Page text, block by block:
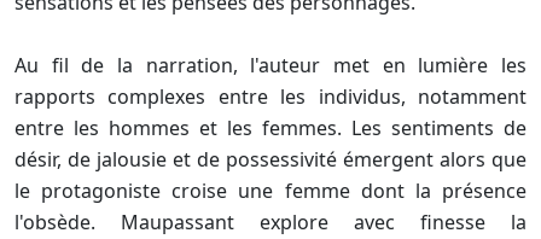
Au fil de la narration, l'auteur met en lumière les
rapports complexes entre les individus, notamment
entre les hommes et les femmes. Les sentiments de
désir, de jalousie et de possessivité émergent alors que
le protagoniste croise une femme dont la présence
l'obsède. Maupassant explore avec finesse la